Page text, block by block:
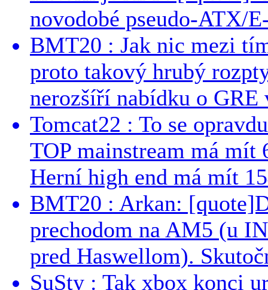
novodobé pseudo-ATX/
BMT20 : Jak nic mezi
proto takový hrubý
nerozšíří nabídku o GRE
Tomcat22 : To se
TOP mainstream má
Herní high end má mít
BMT20 : Arkan:
prechodom na AM5 (u
pred Haswellom).
SuSty : Tak xbox konci